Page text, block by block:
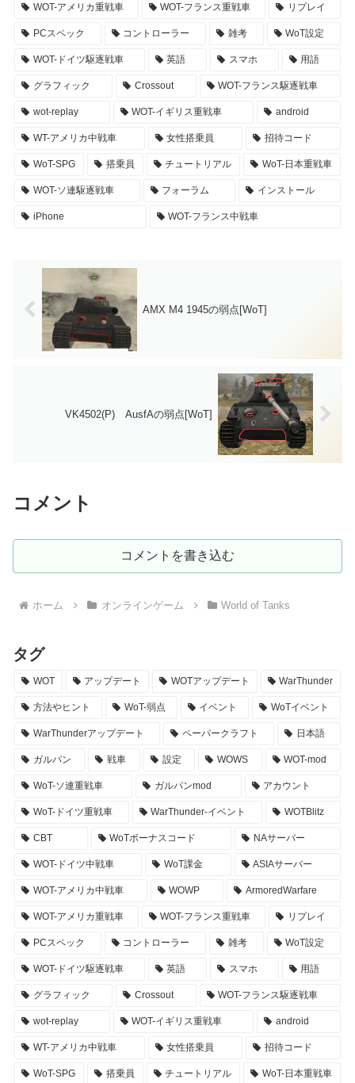
WOT-アメリカ重戦車 WOT-フランス重戦車 リプレイ
PCスペック コントローラー 雑考 WoT設定
WOT-ドイツ駆逐戦車 英語 スマホ 用語
グラフィック Crossout WOT-フランス駆逐戦車
wot-replay WOT-イギリス重戦車 android
WT-アメリカ中戦車 女性搭乗員 招待コード
WoT-SPG 搭乗員 チュートリアル WoT-日本重戦車
WOT-ソ連駆逐戦車 フォーラム インストール
iPhone WOT-フランス中戦車
AMX M4 1945の弱点[WoT]
VK4502(P) AusfAの弱点[WoT]
コメント
コメントを書き込む
ホーム オンラインゲーム World of Tanks
タグ
WOT アップデート WOTアップデート WarThunder
方法やヒント WoT-弱点 イベント WoTイベント
WarThunderアップデート ペーパークラフト 日本語
ガルパン 戦車 設定 WOWS WOT-mod
WoT-ソ連重戦車 ガルパンmod アカウント
WoT-ドイツ重戦車 WarThunder-イベント WOTBlitz
CBT WoTボーナスコード NAサーバー
WOT-ドイツ中戦車 WoT課金 ASIAサーバー
WOT-アメリカ中戦車 WOWP ArmoredWarfare
WOT-アメリカ重戦車 WOT-フランス重戦車 リプレイ
PCスペック コントローラー 雑考 WoT設定
WOT-ドイツ駆逐戦車 英語 スマホ 用語
グラフィック Crossout WOT-フランス駆逐戦車
wot-replay WOT-イギリス重戦車 android
WT-アメリカ中戦車 女性搭乗員 招待コード
WoT-SPG 搭乗員 チュートリアル WoT-日本重戦車